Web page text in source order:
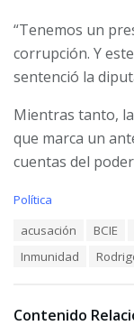
“Tenemos un
corrupción. Y
sentenció la
Mientras tanto,
que marca un
cuentas del
C
i
Política
acusación BCIE
Inmunidad
Contenido